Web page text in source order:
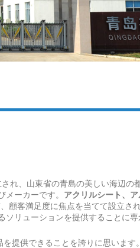
れ、山東省の青島の美しい海辺の
ーカーです。 アクリルシート、
顧客満足度に焦点を当てて設立さ
リューションを提供することに専
提供できることを誇りに思います。